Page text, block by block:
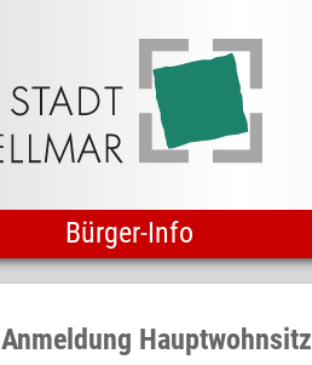
Bürger-Info
Anmeldung Hauptwohnsitz